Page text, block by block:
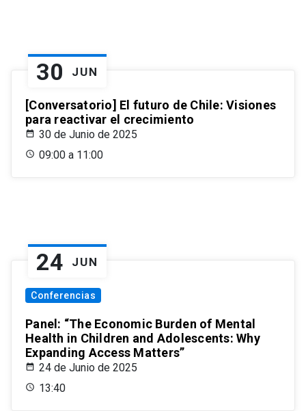
30 JUN
[Conversatorio] El futuro de Chile: Visiones
para reactivar el crecimiento
30 de Junio de 2025
09:00 a 11:00
24 JUN
Conferencias
Panel: “The Economic Burden of Mental
Health in Children and Adolescents: Why
Expanding Access Matters”
24 de Junio de 2025
13:40